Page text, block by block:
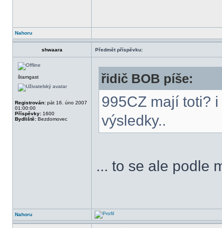
Nahoru
shwaara Předmět příspěvku:
štamgast
Registrován: pát 16. úno 2007
01:00:00
Příspěvky: 1600
Bydliště: Bezdomovec
řidič BOB píše:
995CZ mají toti?
výsledky..
... to se ale podle
Nahoru